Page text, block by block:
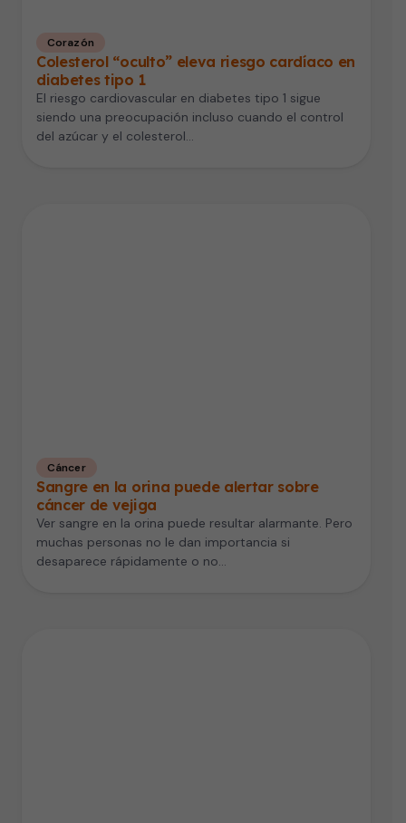
Corazón
Colesterol “oculto” eleva riesgo cardíaco en
diabetes tipo 1
El riesgo cardiovascular en diabetes tipo 1 sigue
siendo una preocupación incluso cuando el control
del azúcar y el colesterol…
Cáncer
Sangre en la orina puede alertar sobre
cáncer de vejiga
Ver sangre en la orina puede resultar alarmante. Pero
muchas personas no le dan importancia si
desaparece rápidamente o no…